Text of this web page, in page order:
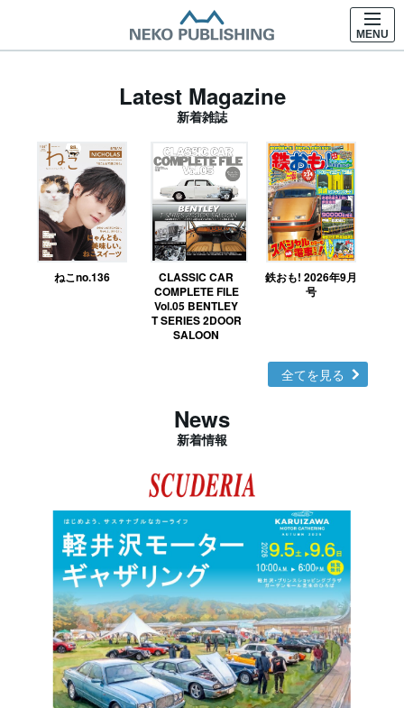
MENU
Latest Magazine
新着雑誌
ねこno.136
CLASSIC CAR
COMPLETE FILE
Vol.05 BENTLEY
T SERIES 2DOOR
SALOON
鉄おも! 2026年9月
号
全てを見る
News
新着情報